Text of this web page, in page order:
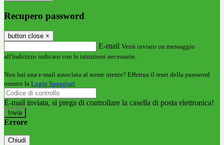
Recupero password
button close ×
E-mail Verrà inviato un messaggio
all'indirizzo indicato con le istruzioni necessarie.
Non hai una e-mail associata al nome utente? Effettua il reset della password
tramite la Login Spaggiari
E-mail inviata, si prega di controllare la casella di posta elettronica!
Errore
Chiudi